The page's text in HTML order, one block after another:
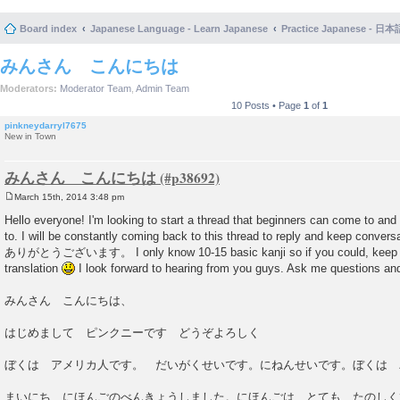
Board index Japanese Language - Learn Japanese Practice Japanese - 日本
みんさん こんにちは
Moderators: Moderator Team Admin Team
10 Posts • Page 1 of 1
pinkneydarryl7675
New in Town
みんさん こんにちは
o
s
March 15th, 2014 3:48 pm
Hello everyone! I'm looking to start a thread that beginners can come to
to. I will be constantly coming back to this thread to reply and keep
ありがとうございます。 I only know 10-15 basic kanji so if you could,
translation
I look forward to hearing from you guys. Ask me questions
みんさん こんにちは、
はじめまして ピンクニーです どうぞよろしく
ぼくは アメリカ人です。 だいがくせいです。にねんせいです。ぼくは
まいにち にほんごのべんきょうしました。にほんごは とても たのしく